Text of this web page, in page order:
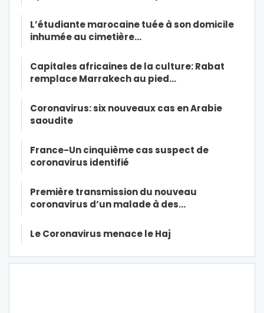
L’étudiante marocaine tuée à son domicile
inhumée au cimetière…
Capitales africaines de la culture: Rabat
remplace Marrakech au pied…
Coronavirus: six nouveaux cas en Arabie
saoudite
France-Un cinquième cas suspect de
coronavirus identifié
Première transmission du nouveau
coronavirus d’un malade à des…
Le Coronavirus menace le Haj